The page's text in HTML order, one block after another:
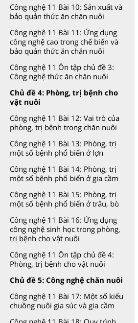
Công nghệ 11 Bài 10: Sản xuất và
bảo quản thức ăn chăn nuôi
Công nghệ 11 Bài 11: Ứng dụng
công nghệ cao trong chế biến và
bảo quản thức ăn chăn nuôi
Công nghệ 11 Ôn tập chủ đề 3:
Công nghệ thức ăn chăn nuôi
Chủ đề 4: Phòng, trị bệnh cho
vật nuôi
Công nghệ 11 Bài 12: Vai trò của
phòng, trị bệnh trong chăn nuôi
Công nghệ 11 Bài 13: Phòng, trị
một số bệnh phổ biến ở lợn
Công nghệ 11 Bài 14: Phòng, trị
một số bệnh phổ biến ở gia cầm
Công nghệ 11 Bài 15: Phòng, trị
một số bệnh phổ biến ở trâu, bò
Công nghệ 11 Bài 16: Ứng dụng
công nghệ sinh học trong phòng,
trị bệnh cho vật nuôi
Công nghệ 11 Ôn tập chủ đề 4:
Phòng, trị bệnh cho vật nuôi
Chủ đề 5: Công nghệ chăn nuôi
Công nghệ 11 Bài 17: Một số kiểu
chuồng nuôi gia súc và gia cầm